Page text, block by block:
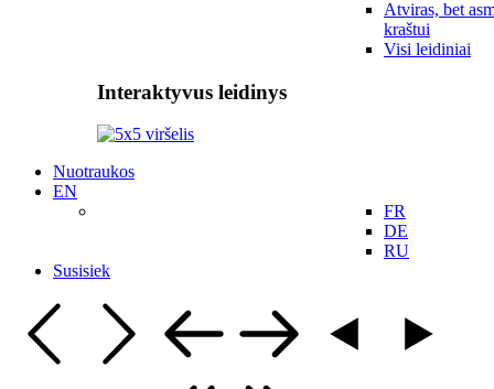
Atviras, bet
kraštui
Visi leidiniai
Interaktyvus leidinys
Nuotraukos
EN
FR
DE
RU
Susisiek